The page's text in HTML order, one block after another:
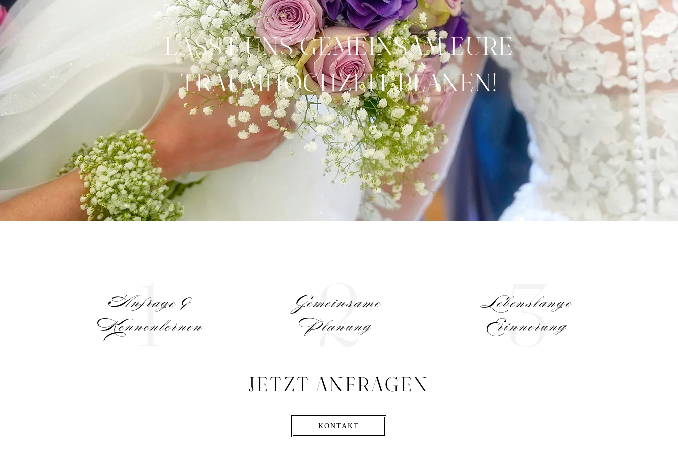
LASST UNS GEMEINSAM EURE
TRAUMHOCHZEIT PLANEN!
1
Anfrage &
Kennenlernen
2
Gemeinsame
Planung
3
Lebenslange
Erinnerung
JETZT ANFRAGEN
KONTAKT